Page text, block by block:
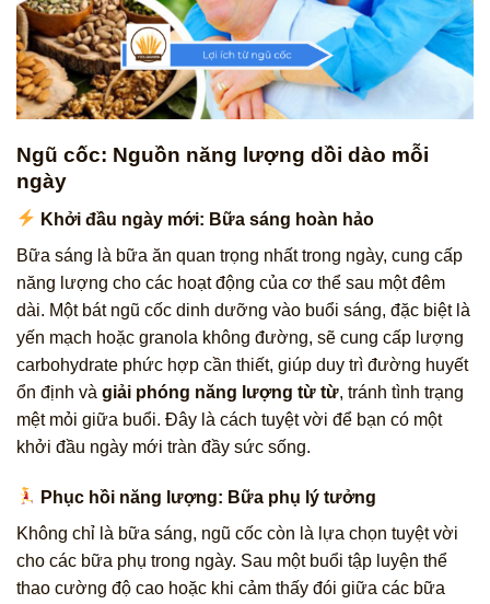
Ngũ cốc: Nguồn năng lượng dồi dào mỗi
ngày
Khởi đầu ngày mới: Bữa sáng hoàn hảo
Bữa sáng là bữa ăn quan trọng nhất trong ngày, cung cấp
năng lượng cho các hoạt động của cơ thể sau một đêm
dài. Một bát ngũ cốc dinh dưỡng vào buổi sáng, đặc biệt là
yến mạch hoặc granola không đường, sẽ cung cấp lượng
carbohydrate phức hợp cần thiết, giúp duy trì đường huyết
ổn định và giải phóng năng lượng từ từ, tránh tình trạng
mệt mỏi giữa buổi. Đây là cách tuyệt vời để bạn có một
khởi đầu ngày mới tràn đầy sức sống.
Phục hồi năng lượng: Bữa phụ lý tưởng
Không chỉ là bữa sáng, ngũ cốc còn là lựa chọn tuyệt vời
cho các bữa phụ trong ngày. Sau một buổi tập luyện thể
thao cường độ cao hoặc khi cảm thấy đói giữa các bữa